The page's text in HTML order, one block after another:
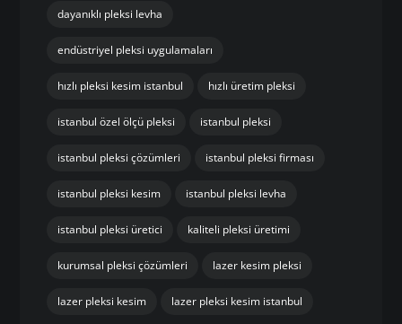
dayanıklı pleksi levha
endüstriyel pleksi uygulamaları
hızlı pleksi kesim istanbul hızlı üretim pleksi
istanbul özel ölçü pleksi istanbul pleksi
istanbul pleksi çözümleri istanbul pleksi firması
istanbul pleksi kesim istanbul pleksi levha
istanbul pleksi üretici kaliteli pleksi üretimi
kurumsal pleksi çözümleri lazer kesim pleksi
lazer pleksi kesim lazer pleksi kesim istanbul